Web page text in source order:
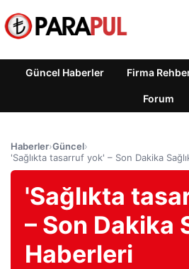
Güncel Haberler Firma
Forum
Haberler›Güncel›
'Sağlıkta tasarruf yok' – Son Dakika
'Sağlıkta
– Son Dakika
Haberleri